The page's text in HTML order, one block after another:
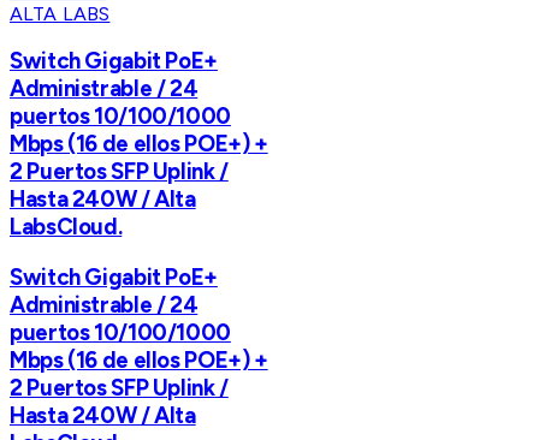
ALTA LABS
Switch Gigabit PoE+
Administrable / 24
puertos 10/100/1000
Mbps (16 de ellos POE+) +
2 Puertos SFP Uplink /
Hasta 240W / Alta
LabsCloud.
Switch Gigabit PoE+
Administrable / 24
puertos 10/100/1000
Mbps (16 de ellos POE+) +
2 Puertos SFP Uplink /
Hasta 240W / Alta